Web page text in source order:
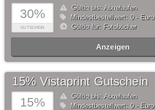
30%
GUTSCHEIN
Gültig bis: Abgelaufen
Mindestbestellwert: 0,- Euro
Gültig für: Fotobücher
Anzeigen
15%
15% Vistaprint Gutschein
Gültig bis: Abgelaufen
Mindestbestellwert: 0,- Euro